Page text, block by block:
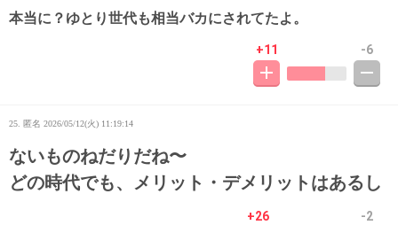
本当に？ゆとり世代も相当バカにされてたよ。
+11 -6
25. 匿名 2026/05/12(火) 11:19:14
ないものねだりだね〜
どの時代でも、メリット・デメリットはあるし
+26 -2